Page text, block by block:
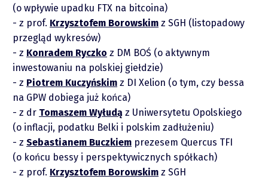
YouTube
LinkedIn
Spotify
(o wpływie upadku FTX na bitcoina)
z prof. Krzysztofem Borowskim z SGH (listopadowy
przegląd wykresów)
z Konradem Ryczko z DM BOŚ (o aktywnym
inwestowaniu na polskiej giełdzie)
z Piotrem Kuczyńskim z DI Xelion (o tym, czy bessa
na GPW dobiega już końca)
z dr Tomaszem Wyłudą z Uniwersytetu Opolskiego
(o inflacji, podatku Belki i polskim zadłużeniu)
z Sebastianem Buczkiem prezesem Quercus TFI
(o końcu bessy i perspektywicznych spółkach)
z prof. Krzysztofem Borowskim z SGH